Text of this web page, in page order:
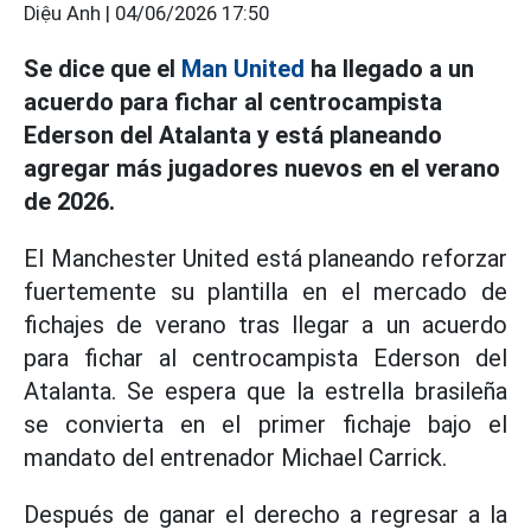
Diệu Anh | 04/06/2026 17:50
Se dice que el Man United ha llegado a un
acuerdo para fichar al centrocampista
Ederson del Atalanta y está planeando
agregar más jugadores nuevos en el verano
de 2026.
El Manchester United está planeando reforzar
fuertemente su plantilla en el mercado de
fichajes de verano tras llegar a un acuerdo
para fichar al centrocampista Ederson del
Atalanta. Se espera que la estrella brasileña
se convierta en el primer fichaje bajo el
mandato del entrenador Michael Carrick.
Después de ganar el derecho a regresar a la